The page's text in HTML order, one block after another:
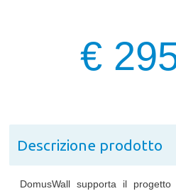
€
Descrizione prodotto
DomusWall supporta il